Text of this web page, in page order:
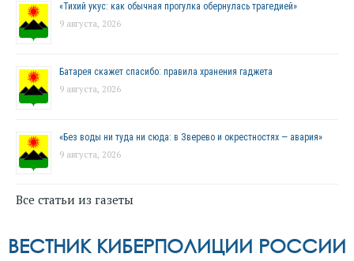
«Тихий укус: как обычная прогулка обернулась трагедией»
9 августа, 2026
Батарея скажет спасибо: правила хранения гаджета
9 августа, 2026
«Без воды ни туда ни сюда: в Зверево и окрестностях — авария»
9 августа, 2026
Все статьи из газеты
ВЕСТНИК КИБЕРПОЛИЦИИ РОССИИ